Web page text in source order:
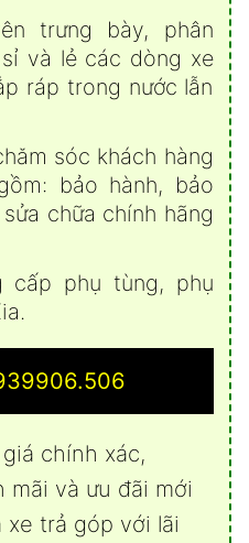
trưng bày, phân
và lẻ các dòng xe
ráp trong nước lẫn
sóc khách hàng
bảo hành, bảo
chữa chính hãng
cấp phụ tùng, phụ
chính xác,
và ưu đãi mới
trả góp với lãi